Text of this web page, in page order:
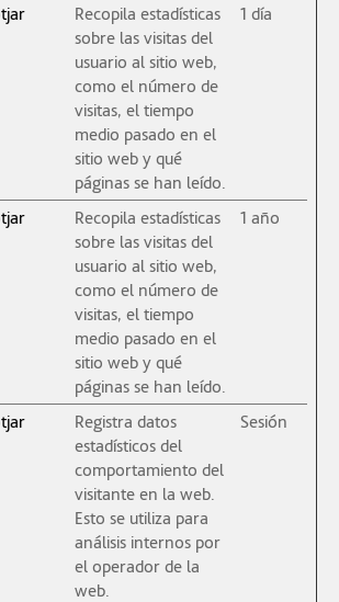
Recopila estadísticas
sobre las visitas del
usuario al sitio web,
como el número de
visitas, el tiempo
medio pasado en el
sitio web y qué
páginas se han leído.
1 día
Recopila estadísticas
sobre las visitas del
usuario al sitio web,
como el número de
visitas, el tiempo
medio pasado en el
sitio web y qué
páginas se han leído.
1 año
Registra datos
estadísticos del
comportamiento del
visitante en la web.
Esto se utiliza para
análisis internos por
el operador de la
web.
Sesión